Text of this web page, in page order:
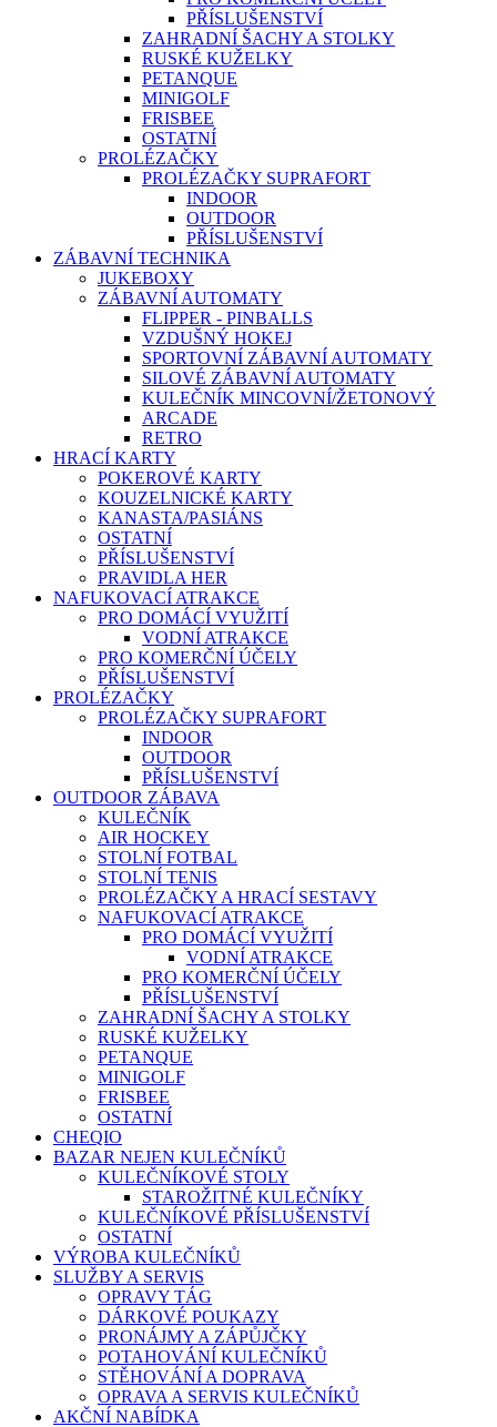
PŘÍSLUŠENSTVÍ
ZAHRADNÍ ŠACHY A STOLKY
RUSKÉ KUŽELKY
PETANQUE
MINIGOLF
FRISBEE
OSTATNÍ
PROLÉZAČKY
PROLÉZAČKY SUPRAFORT
INDOOR
OUTDOOR
PŘÍSLUŠENSTVÍ
ZÁBAVNÍ TECHNIKA
JUKEBOXY
ZÁBAVNÍ AUTOMATY
FLIPPER - PINBALLS
VZDUŠNÝ HOKEJ
SPORTOVNÍ ZÁBAVNÍ AUTOMATY
SILOVÉ ZÁBAVNÍ AUTOMATY
KULEČNÍK MINCOVNÍ/ŽETONOVÝ
ARCADE
RETRO
HRACÍ KARTY
POKEROVÉ KARTY
KOUZELNICKÉ KARTY
KANASTA/PASIÁNS
OSTATNÍ
PŘÍSLUŠENSTVÍ
PRAVIDLA HER
NAFUKOVACÍ ATRAKCE
PRO DOMÁCÍ VYUŽITÍ
VODNÍ ATRAKCE
PRO KOMERČNÍ ÚČELY
PŘÍSLUŠENSTVÍ
PROLÉZAČKY
PROLÉZAČKY SUPRAFORT
INDOOR
OUTDOOR
PŘÍSLUŠENSTVÍ
OUTDOOR ZÁBAVA
KULEČNÍK
AIR HOCKEY
STOLNÍ FOTBAL
STOLNÍ TENIS
PROLÉZAČKY A HRACÍ SESTAVY
NAFUKOVACÍ ATRAKCE
PRO DOMÁCÍ VYUŽITÍ
VODNÍ ATRAKCE
PRO KOMERČNÍ ÚČELY
PŘÍSLUŠENSTVÍ
ZAHRADNÍ ŠACHY A STOLKY
RUSKÉ KUŽELKY
PETANQUE
MINIGOLF
FRISBEE
OSTATNÍ
CHEQIO
BAZAR NEJEN KULEČNÍKŮ
KULEČNÍKOVÉ STOLY
STAROŽITNÉ KULEČNÍKY
KULEČNÍKOVÉ PŘÍSLUŠENSTVÍ
OSTATNÍ
VÝROBA KULEČNÍKŮ
SLUŽBY A SERVIS
OPRAVY TÁG
DÁRKOVÉ POUKAZY
PRONÁJMY A ZÁPŮJČKY
POTAHOVÁNÍ KULEČNÍKŮ
STĚHOVÁNÍ A DOPRAVA
OPRAVA A SERVIS KULEČNÍKŮ
AKČNÍ NABÍDKA